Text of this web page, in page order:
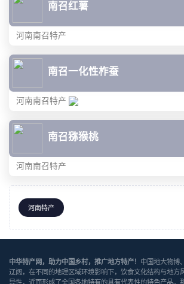
南召红薯
河南南召特产
南召一化性柞蚕
河南南召特产
南召猕猴桃
河南南召特产
河南特产
中华特产网，助力中国乡村，推广地方特产！ 中国地大物博
辽阔，在不同的地理区域环境影响下，饮食文化结构与地方
异性，近而形成了全国各地特有的具有代表性的特色产品。